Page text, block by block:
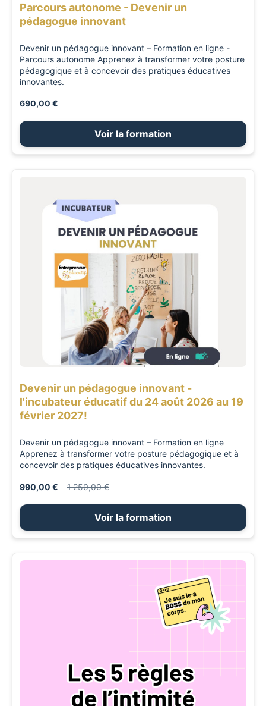
Parcours autonome - Devenir un
pédagogue innovant
Devenir un pédagogue innovant – Formation en ligne -
Parcours autonome Apprenez à transformer votre posture
pédagogique et à concevoir des pratiques éducatives
innovantes.
690,00 €
Voir la formation
Devenir un pédagogue innovant -
l'incubateur éducatif du 24 août 2026 au 19
février 2027!
Devenir un pédagogue innovant – Formation en ligne
Apprenez à transformer votre posture pédagogique et à
concevoir des pratiques éducatives innovantes.
990,00 € 1 250,00 €
Voir la formation